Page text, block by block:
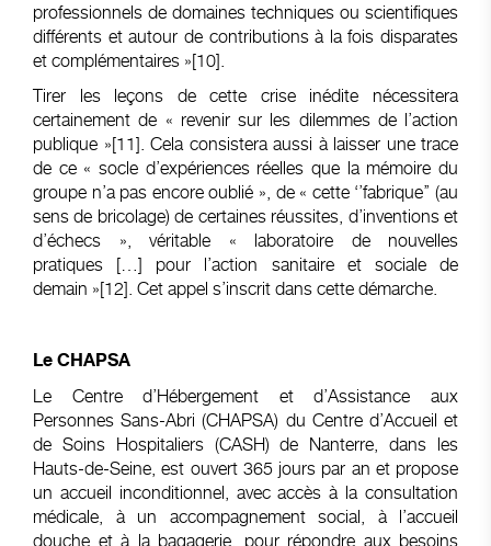
professionnels de domaines techniques ou scientifiques
différents et autour de contributions à la fois disparates
et complémentaires »[10].
Tirer les leçons de cette crise inédite nécessitera
certainement de « revenir sur les dilemmes de l’action
publique »[11]. Cela consistera aussi à laisser une trace
de ce « socle d’expériences réelles que la mémoire du
groupe n’a pas encore oublié », de « cette ‘’fabrique’’ (au
sens de bricolage) de certaines réussites, d’inventions et
d’échecs », véritable « laboratoire de nouvelles
pratiques […] pour l’action sanitaire et sociale de
demain »[12]. Cet appel s’inscrit dans cette démarche.
Le CHAPSA
Le Centre d’Hébergement et d’Assistance aux
Personnes Sans-Abri (CHAPSA) du Centre d’Accueil et
de Soins Hospitaliers (CASH) de Nanterre, dans les
Hauts-de-Seine, est ouvert 365 jours par an et propose
un accueil inconditionnel, avec accès à la consultation
médicale, à un accompagnement social, à l’accueil
douche et à la bagagerie, pour répondre aux besoins